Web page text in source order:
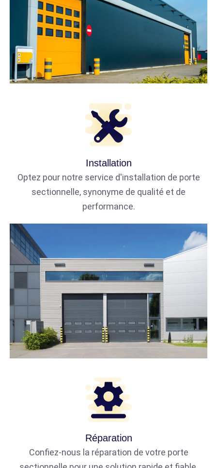
Installation
Optez pour notre service d'installation de porte
sectionnelle, synonyme de qualité et de
performance.
Réparation
Confiez-nous la réparation de votre porte